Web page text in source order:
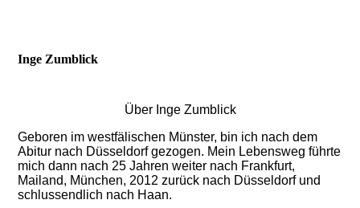
Inge Zumblick
Über Inge Zumblick
Geboren im westfälischen Münster, bin ich nach dem
Abitur nach Düsseldorf gezogen. Mein Lebensweg führte
mich dann nach 25 Jahren weiter nach Frankfurt,
Mailand, München, 2012 zurück nach Düsseldorf und
schlussendlich nach Haan.